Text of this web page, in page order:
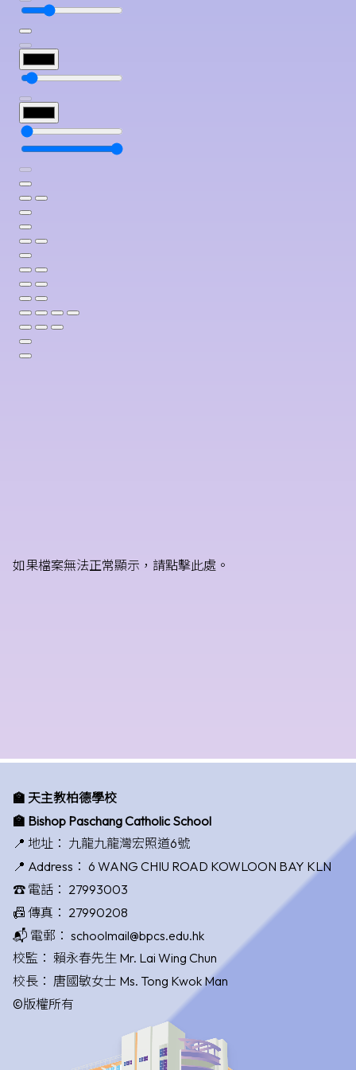
如果檔案無法正常顯示，請點擊此處。
🏫 天主教柏德學校
🏫 Bishop Paschang Catholic School
📍 地址： 九龍九龍灣宏照道6號
📍 Address： 6 WANG CHIU ROAD KOWLOON BAY KLN
☎️ 電話： 27993003
📠 傳真： 27990208
📬 電郵： schoolmail@bpcs.edu.hk
校監： 賴永春先生 Mr. Lai Wing Chun
校長： 唐國敏女士 Ms. Tong Kwok Man
©版權所有